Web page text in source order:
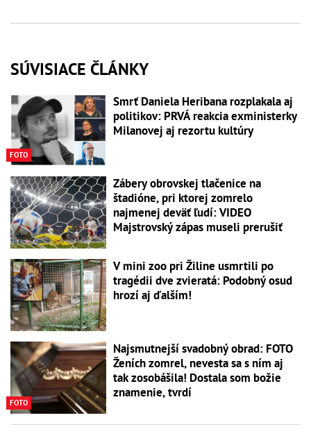
SÚVISIACE ČLÁNKY
FOTO
Smrť Daniela Heribana rozplakala aj
politikov: PRVÁ reakcia exministerky
Milanovej aj rezortu kultúry
Zábery obrovskej tlačenice na
štadióne, pri ktorej zomrelo
najmenej deväť ľudí: VIDEO
Majstrovský zápas museli prerušiť
V mini zoo pri Žiline usmrtili po
tragédii dve zvieratá: Podobný osud
hrozí aj ďalším!
FOTO
Najsmutnejší svadobný obrad: FOTO
Ženích zomrel, nevesta sa s ním aj
tak zosobášila! Dostala som božie
znamenie, tvrdí